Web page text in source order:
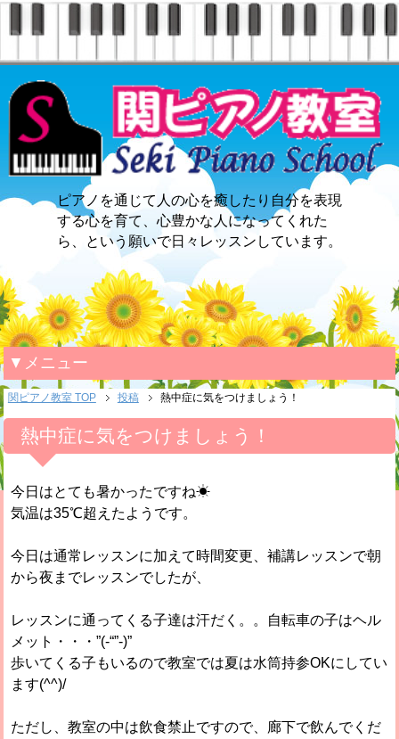
ピアノを通じて人の心を癒したり自分を表現
する心を育て、心豊かな人になってくれた
ら、という願いで日々レッスンしています。
▼メニュー
関ピアノ教室 TOP 投稿 熱中症に気をつけましょう！
熱中症に気をつけましょう！
今日はとても暑かったですね☀
気温は35℃超えたようです。
今日は通常レッスンに加えて時間変更、補講レッスンで朝
から夜までレッスンでしたが、
レッスンに通ってくる子達は汗だく。。自転車の子はヘル
メット・・・”(-“”-)”
歩いてくる子もいるので教室では夏は水筒持参OKにしてい
ます(^^)/
ただし、教室の中は飲食禁止ですので、廊下で飲んでくだ